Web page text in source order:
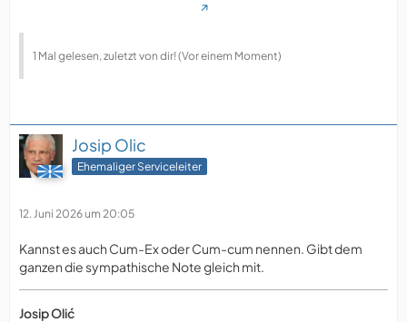
1 Mal gelesen, zuletzt von dir! (Vor einem Moment)
Josip Olic
Ehemaliger Serviceleiter
12. Juni 2026 um 20:05
Kannst es auch Cum-Ex oder Cum-cum nennen. Gibt dem
ganzen die sympathische Note gleich mit.
Josip Olić